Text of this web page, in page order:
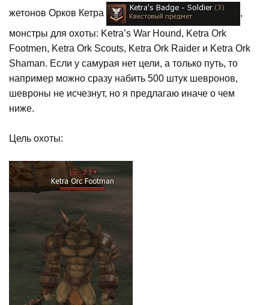
жетонов Орков Кетра
,
монстры для охоты: Ketra’s War Hound, Ketra Ork
Footmen, Ketra Ork Scouts, Ketra Ork Raider и Ketra Ork
Shaman. Если у самурая нет цели, а только путь, то
например можно сразу набить 500 штук шевронов,
шевроны не исчезнут, но я предлагаю иначе о чем
ниже.
Цель охоты: